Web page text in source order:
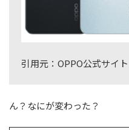
引用元：OPPO公式サイト
ん？なにが変わった？